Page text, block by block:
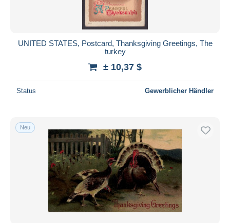
UNITED STATES, Postcard, Thanksgiving Greetings, The
turkey
± 10,37 $
Status Gewerblicher Händler
Neu